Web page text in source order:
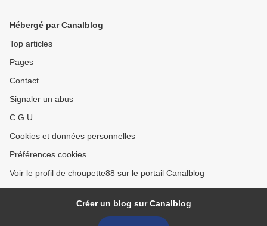
Hébergé par Canalblog
Top articles
Pages
Contact
Signaler un abus
C.G.U.
Cookies et données personnelles
Préférences cookies
Voir le profil de choupette88 sur le portail Canalblog
Créer un blog sur Canalblog